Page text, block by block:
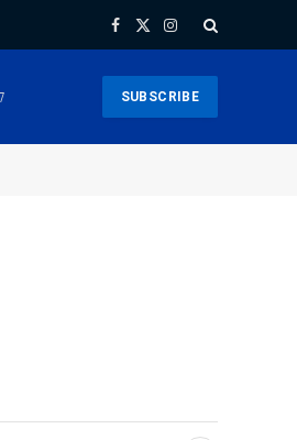
Facebook
X
Instagram
SUBSCRIBE